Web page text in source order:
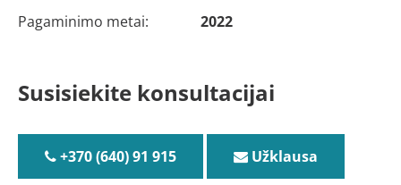
Pagaminimo metai:
2022
Susisiekite konsultacijai
+370 (640) 91 915 Užklausa